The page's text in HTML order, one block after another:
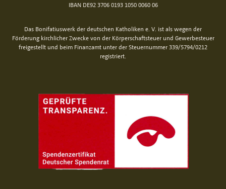
IBAN DE92 3706 0193 1050 0060 06
Das Bonifatiuswerk der deutschen Katholiken e. V. ist als wegen der
Förderung kirchlicher Zwecke von der Körperschaftsteuer und Gewerbesteuer
freigestellt und beim Finanzamt unter der Steuernummer 339/5794/0212
registriert.